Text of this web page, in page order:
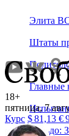
Элита
Штаты
Главные
Сальдо:
18+
пятница, 7
Курс $81,13 €